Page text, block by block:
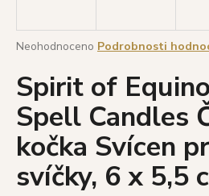
Průměrné
produktu
je
0,0
z
5
hvězdiček.
Neohodnoceno Podrobnosti
Spirit of
Spell Candles
kočka Svícen
svíčky, 6 x 5,5
j
t
?
HLEDAT